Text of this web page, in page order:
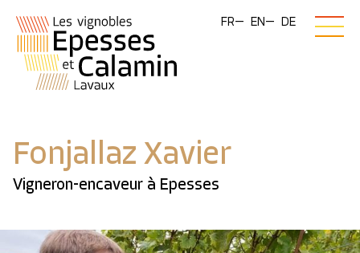
FR EN DE
Fonjallaz Xavier
Vigneron-encaveur à Epesses